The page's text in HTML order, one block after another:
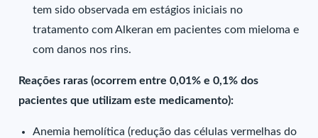
tem sido observada em estágios iniciais no
tratamento com Alkeran em pacientes com mieloma e
com danos nos rins.
Reações raras (ocorrem entre 0,01% e 0,1% dos
pacientes que utilizam este medicamento):
Anemia hemolítica (redução das células vermelhas do